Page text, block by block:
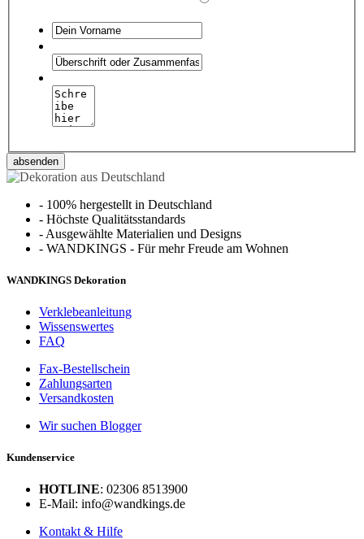
absenden
- 100% hergestellt in Deutschland
- Höchste Qualitätsstandards
- Ausgewählte Materialien und Designs
- WANDKINGS - Für mehr Freude am Wohnen
WANDKINGS Dekoration
Verklebeanleitung
Wissenswertes
FAQ
Fax-Bestellschein
Zahlungsarten
Versandkosten
Wir suchen Blogger
Kundenservice
HOTLINE: 02306 8513900
E-Mail: info@wandkings.de
Kontakt & Hilfe